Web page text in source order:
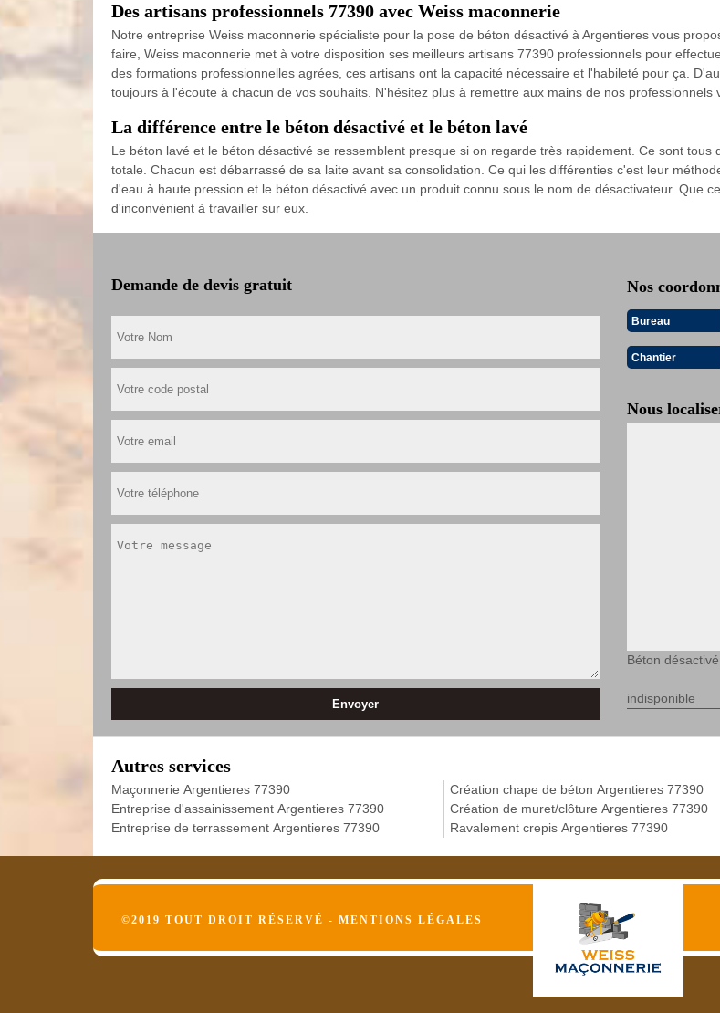
Des artisans professionnels 77390 avec Weiss maconnerie
Notre entreprise Weiss maconnerie spécialiste pour la pose de béton désactivé à Argentieres vous
faire, Weiss maconnerie met à votre disposition ses meilleurs artisans 77390 professionnels pour
des formations professionnelles agrées, ces artisans ont la capacité nécessaire et l'habileté pour ça.
toujours à l'écoute à chacun de vos souhaits. N'hésitez plus à remettre aux mains de nos professionnels
La différence entre le béton désactivé et le béton lavé
Le béton lavé et le béton désactivé se ressemblent presque si on regarde très rapidement. Ce sont
totale. Chacun est débarrassé de sa laite avant sa consolidation. Ce qui les différenties c'est leur
d'eau à haute pression et le béton désactivé avec un produit connu sous le nom de désactivateur. Que
d'inconvénient à travailler sur eux.
Demande de devis gratuit Nos
Bureau
Chantier
Nous
Béton
indisponible
Autres services
Maçonnerie Argentieres 77390
Entreprise d'assainissement Argentieres 77390
Entreprise de terrassement Argentieres 77390
Création chape de béton Argentieres 77390
Création de muret/clôture Argentieres 77390
Ravalement crepis Argentieres 77390
©2019 TOUT DROIT RÉSERVÉ - MENTIONS LÉGALES